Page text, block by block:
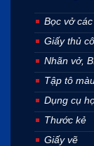
Bọc vở
Giấy thủ
Nhãn vở,
Tập tô
Dụng cụ
Thước kẻ
Giấy vẽ